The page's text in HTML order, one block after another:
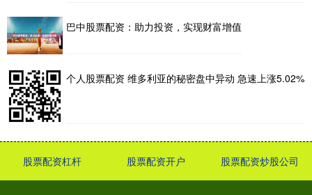
巴中股票配资：助力投资，实现财富增值
个人股票配资 维多利亚的秘密盘中异动 急速上涨5.02%
股票配资杠杆 股票配资开户 股票配资炒股公司